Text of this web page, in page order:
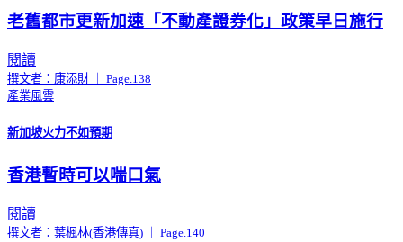
老舊都市更新加速「不動產證券化」政策早日施行
閱讀
撰文者：康添財 ｜ Page.138
產業風雲
新加坡火力不如預期
香港暫時可以喘口氣
閱讀
撰文者：葉楓林(香港傳真) ｜ Page.140